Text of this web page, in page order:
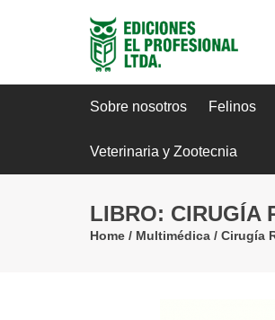
Sobre nosotros Felinos
Veterinaria y Zootecnia
LIBRO: CIRUGÍA
Home/ Multimédica/ Cirugía